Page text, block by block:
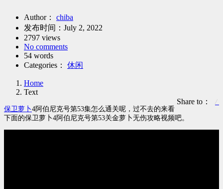
Author：
chiba
发布时间： July 2, 2022
2797 views
No comments
54 words
Categories：
休闲
Home
Text
Share to：
保卫萝卜4阿伯尼克号第53集怎么通关呢，过不去的来看
下面的保卫萝卜4阿伯尼克号第53关金萝卜无伤攻略视频吧。